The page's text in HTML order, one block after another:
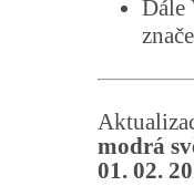
Dále
modrá
01. 02.